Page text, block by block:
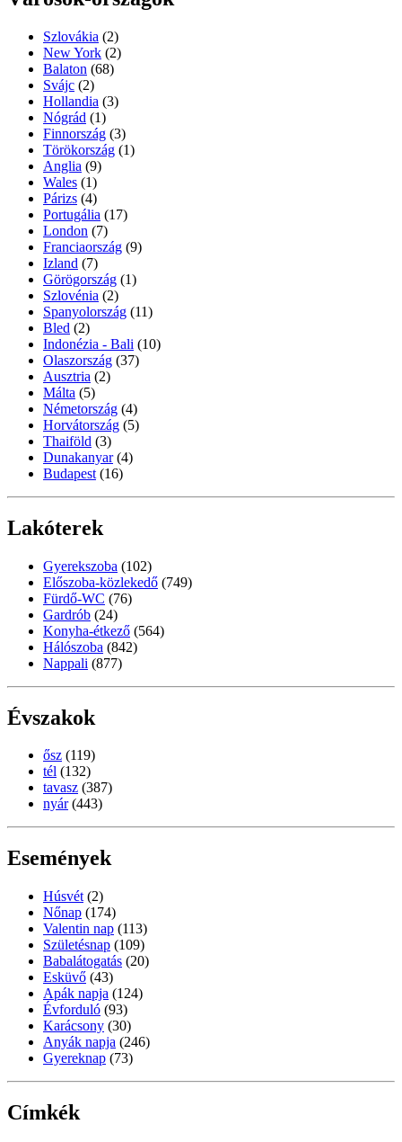
Szlovákia (2)
New York (2)
Balaton (68)
Svájc (2)
Hollandia (3)
Nógrád (1)
Finnország (3)
Törökország (1)
Anglia (9)
Wales (1)
Párizs (4)
Portugália (17)
London (7)
Franciaország (9)
Izland (7)
Görögország (1)
Szlovénia (2)
Spanyolország (11)
Bled (2)
Indonézia - Bali (10)
Olaszország (37)
Ausztria (2)
Málta (5)
Németország (4)
Horvátország (5)
Thaiföld (3)
Dunakanyar (4)
Budapest (16)
Lakóterek
Gyerekszoba (102)
Előszoba-közlekedő (749)
Fürdő-WC (76)
Gardrób (24)
Konyha-étkező (564)
Hálószoba (842)
Nappali (877)
Évszakok
ősz (119)
tél (132)
tavasz (387)
nyár (443)
Események
Húsvét (2)
Nőnap (174)
Valentin nap (113)
Születésnap (109)
Babalátogatás (20)
Esküvő (43)
Apák napja (124)
Évforduló (93)
Karácsony (30)
Anyák napja (246)
Gyereknap (73)
Címkék